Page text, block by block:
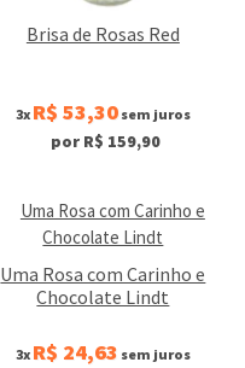
Brisa de Rosas Red
3x R$ 53,30sem juros
por R$ 159,90
Uma Rosa com Carinho e
Chocolate Lindt
3x R$ 24,63 sem juros